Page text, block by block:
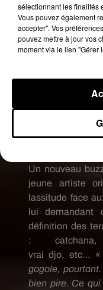
@Tiffany_taya
rentrer dans
dedans
— cam
— �R�a?�a
Un nouveau
jeune artiste
lassitude face
lui demandant
définition des
:
catchana,
vrai djo, etc… «
gogole, pourtant.
bien pire. Ce qui
sélectionnant les finalités
Vous pouvez également
accepter". Vos
pouvez mettre à jour vos
moment via le lien "Gérer